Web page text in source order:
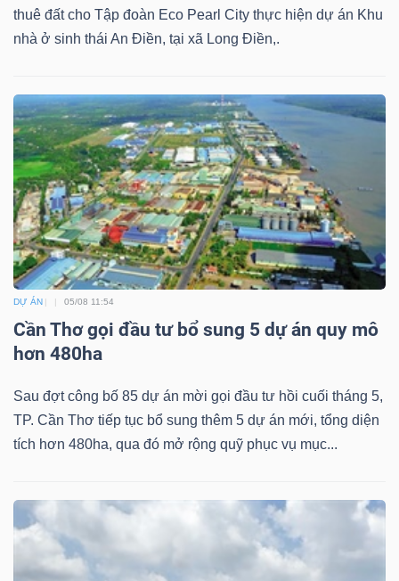
thuê đất cho Tập đoàn Eco Pearl City thực hiện dự án Khu
nhà ở sinh thái An Điền, tại xã Long Điền,.
DỰ ÁN 05/08 11:54
Cần Thơ gọi đầu tư bổ sung 5 dự án quy mô
hơn 480ha
Sau đợt công bố 85 dự án mời gọi đầu tư hồi cuối tháng 5,
TP. Cần Thơ tiếp tục bổ sung thêm 5 dự án mới, tổng diện
tích hơn 480ha, qua đó mở rộng quỹ phục vụ mục...